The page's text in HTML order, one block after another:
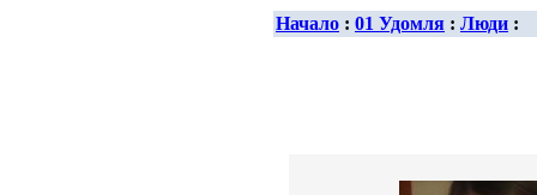
Начало : 01 Удомля : Люди :